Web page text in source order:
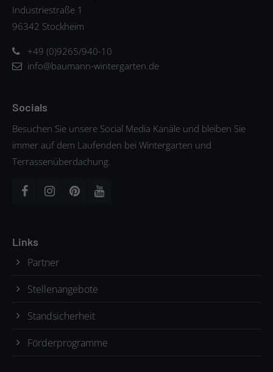
Industriestraße 1
96342 Stockheim
+49 (0)9265/940-10
info@baumann-wintergarten.de
Socials
Besuchen Sie unsere Social Media Kanäle und bleiben Sie
immer auf dem Laufenden bei Wintergarten und
Terrassenüberdachung.
Links
Partner
Stellenangebote
Standsicherheit
Förderprogramme